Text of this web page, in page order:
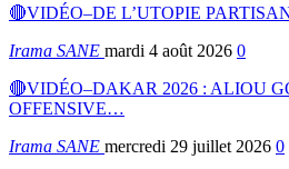
🔴VIDÉO–DE L’UTOPIE
Irama SANE mardi 4 août 2026 0
🔴VIDÉO–DAKAR 2026 : ALIOU
OFFENSIVE…
Irama SANE mercredi 29 juillet 2026 0